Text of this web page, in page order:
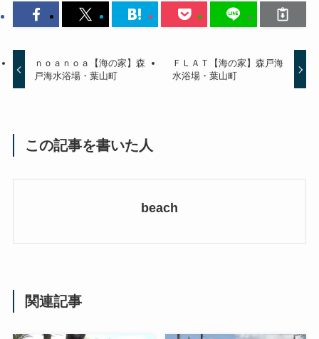
ｎｏａｎｏａ【海の家】森
戸海水浴場・葉山町
ＦＬＡＴ【海の家】森戸海
水浴場・葉山町
この記事を書いた人
beach
関連記事